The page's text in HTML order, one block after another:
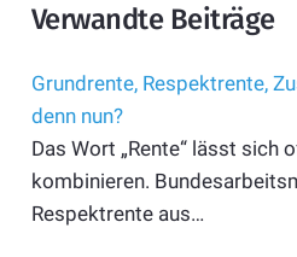
Verwandte Beiträge
Grundrente, Respektrente,
denn nun?
Das Wort „Rente“ lässt sich
kombinieren.
Respektrente aus…